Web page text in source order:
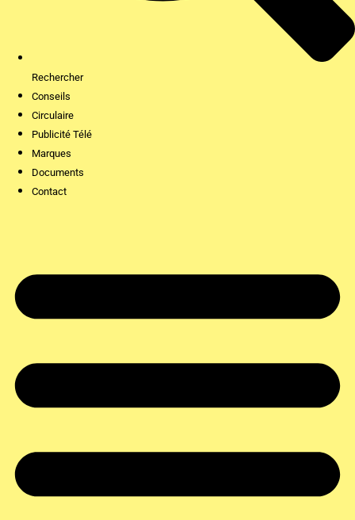
Rechercher
Conseils
Circulaire
Publicité Télé
Marques
Documents
Contact